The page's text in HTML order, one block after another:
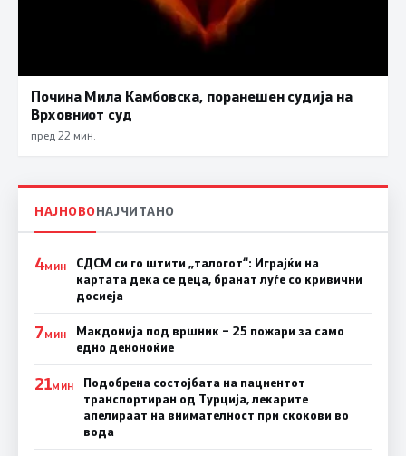
Почина Мила Камбовска, поранешен судија на
Врховниот суд
пред 22 мин.
НАЈНОВОНАЈЧИТАНО
4МИН
СДСМ си го штити „талогот“: Играјќи на
картата дека се деца, бранат луѓе со кривични
досиеја
7МИН
Макдонија под вршник – 25 пожари за само
едно деноноќие
21МИН
Подобрена состојбата на пациентот
транспортиран од Турција, лекарите
апелираат на внимателност при скокови во
вода